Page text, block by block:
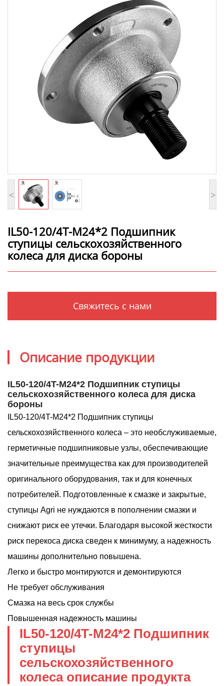
< >
IL50-120/4T-M24*2 Подшипник
ступицы сельскохозяйственного
колеса для диска бороны
Свяжитесь с нами
Описание продукции
IL50-120/4T-M24*2 Подшипник ступицы
сельскохозяйственного колеса для диска
бороны
IL50-120/4T-M24*2 Подшипник ступицы
сельскохозяйственного колеса – это необслуживаемые,
герметичные подшипниковые узлы, обеспечивающие
значительные преимущества как для производителей
оригинального оборудования, так и для конечных
потребителей. Подготовленные к смазке и закрытые,
ступицы Agri не нуждаются в пополнении смазки и
снижают риск ее утечки. Благодаря высокой жесткости
риск перекоса диска сведен к минимуму, а надежность
машины дополнительно повышена.
Легко и быстро монтируются и демонтируются
Не требует обслуживания
Смазка на весь срок службы
Повышенная надежность машины
IL50-120/4T-M24*2 Подшипник
ступицы
сельскохозяйственного
колеса описание продукта